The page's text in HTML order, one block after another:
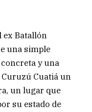
ex Batallón
una simple
y una
Cuatiá un
un lugar que
su estado de